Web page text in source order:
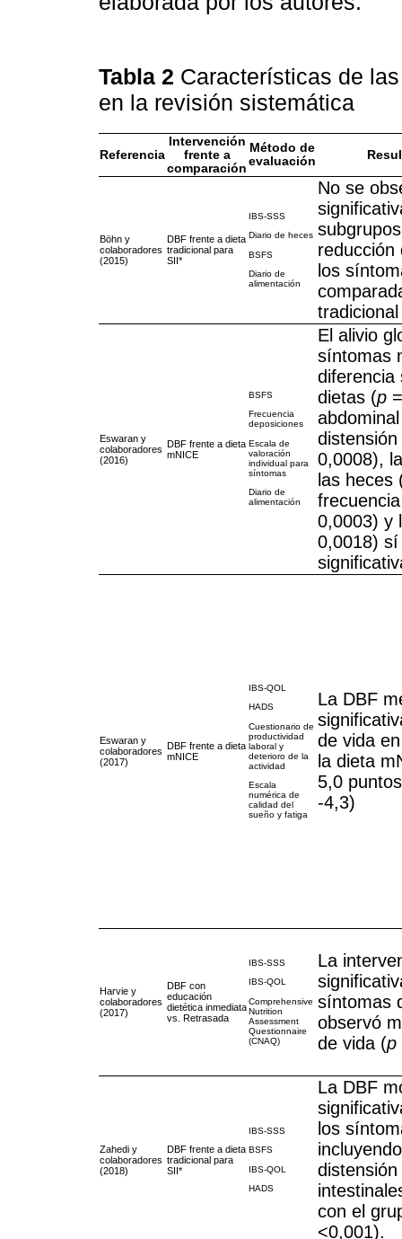
Tabla 2 Características de
en la revisión sistemática
Referencia
Intervención
frente a
comparación
Método de
evaluación
Böhn y
colaboradores
(2015)
DBF frente a dieta
tradicional para
SII*
IBS-SSS
Diario de heces
BSFS
Diario de
alimentación
No se
reducción
los
Eswaran y
colaboradores
(2016)
DBF frente a dieta
mNICE
BSFS
Frecuencia
deposiciones
Escala de
valoración
individual para
síntomas
Diario de
alimentación
El alivio
síntomas
diferencia
dietas (p
0,0008),
las heces
0,0003) y
0,0018)
Eswaran y
colaboradores
(2017)
DBF frente a dieta
mNICE
IBS-QOL
HADS
Cuestionario de
productividad
laboral y
deterioro de la
actividad
Escala
numérica de
calidad del
sueño y fatiga
La DBF
de vida
la dieta
5,0
-4,3)
Harvie y
colaboradores
(2017)
DBF con
educación
dietética inmediata
vs. Retrasada
IBS-SSS
IBS-QOL
Comprehensive
Nutrition
Assessment
Questionnaire
(CNAQ)
La
síntomas
observó
de vida (p
Zahedi y
colaboradores
(2018)
DBF frente a dieta
tradicional para
SII*
IBS-SSS
BSFS
IBS-QOL
HADS
La DBF
los
con el
<0,001).